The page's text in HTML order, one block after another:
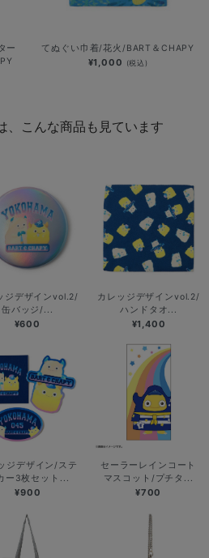
ー
てぬぐい巾着/花火/BART＆CHAPY
¥1,000 (税込)
、こんな商品も見ています
ジデザインvol.2/
缶バッジ/...
¥600
カレッジデザインvol.2/
ハンドタオ...
¥1,400
ジデザイン/ステ
ー3枚セット...
¥900
セーラーレインコート
マスコット/プチタ...
¥700